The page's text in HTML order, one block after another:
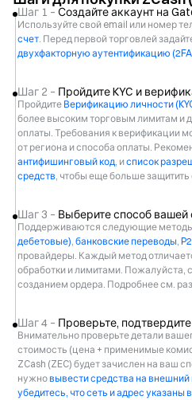
Шаг 1 – Создайте аккаунт на
Используйте свой email или номер
счет. Перед первой торговлей
двухфакторную аутентификацию
Шаг 2 – Пройдите KYC и
Пройдите Верификацию личности
более высоким торговым лимитам и
оплаты. Требования к верификации
от региона и способа оплаты.
антифишинговый код, исписок
средств, чтобы еще больше защитить
Шаг 3 – Выберите способ вашей
Поддерживаются следующие
дебетовые), банковские переводы,
провайдеры. Каждый метод
обработки и лимитами. Пожалуйста,
созданием ордера. Подробнее см.
Шаг 4 – Проверьте,
Внимательно проверьте детали
стоимость (цена + применимые
ZCash (ZEC) будет зачислен на ваш
нужно вывести средства на
убедитесь, что сеть и адрес указаны